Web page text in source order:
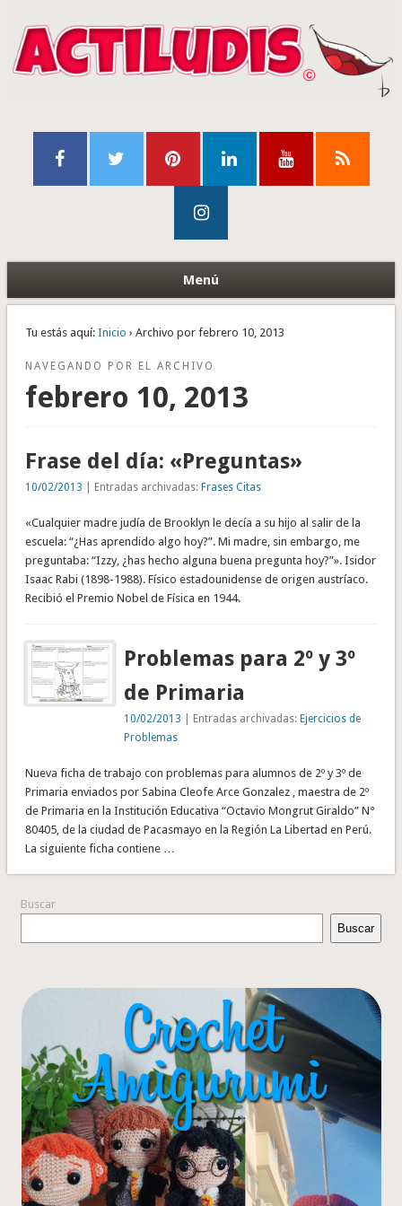
Menú
Tu estás aquí: Inicio › Archivo por febrero 10, 2013
NAVEGANDO POR EL ARCHIVO
febrero 10, 2013
Frase del día: «Preguntas»
10/02/2013 | Entradas archivadas: Frases Citas
«Cualquier madre judía de Brooklyn le decía a su hijo al salir de la
escuela: “¿Has aprendido algo hoy?”. Mi madre, sin embargo, me
preguntaba: “Izzy, ¿has hecho alguna buena pregunta hoy?”». Isidor
Isaac Rabi (1898-1988). Físico estadounidense de origen austríaco.
Recibió el Premio Nobel de Física en 1944.
Problemas para 2º y 3º
de Primaria
10/02/2013 | Entradas archivadas:Ejercicios de
Problemas
Nueva ficha de trabajo con problemas para alumnos de 2º y 3º de
Primaria enviados por Sabina Cleofe Arce Gonzalez , maestra de 2º
de Primaria en la Institución Educativa “Octavio Mongrut Giraldo” N°
80405, de la ciudad de Pacasmayo en la Región La Libertad en Perú.
La siguiente ficha contiene …
Buscar
Buscar